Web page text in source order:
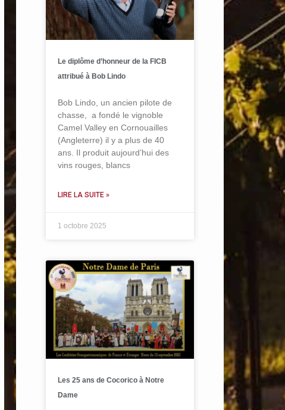
Le diplôme d’honneur de la FICB
attribué à Bob Lindo
Bob Lindo, un ancien pilote de
chasse, a fondé le vignoble
Camel Valley en Cornouailles
(Angleterre) il y a plus de 40
ans. Il produit aujourd’hui des
vins rouges, blancs
LIRE LA SUITE »
1 octobre 2025
Les 25 ans de Cocorico à Notre
Dame